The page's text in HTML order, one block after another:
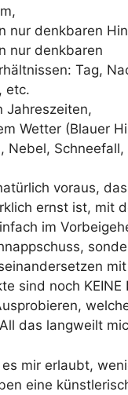
nur denkbaren
nur denkbaren
Tag,
etc.
Jahreszeiten,
Wetter (Blauer
Nebel, Schneefall,
voraus,
ernst ist, mit
im
sind noch KEINE
das langweilt
mir erlaubt,
eine